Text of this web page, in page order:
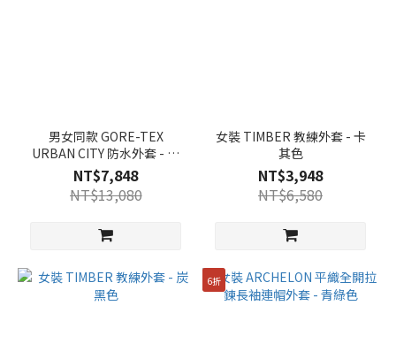
男女同款 GORE-TEX
URBAN CITY 防水外套 - 橙
色
NT$7,848
NT$13,080
女裝 TIMBER 教練外套 - 卡
其色
NT$3,948
NT$6,580
6折